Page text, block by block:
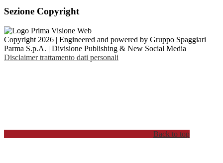
Sezione Copyright
Copyright 2026 | Engineered and powered by Gruppo Spaggiari
Parma S.p.A. | Divisione Publishing & New Social Media
Disclaimer trattamento dati personali
Back to top